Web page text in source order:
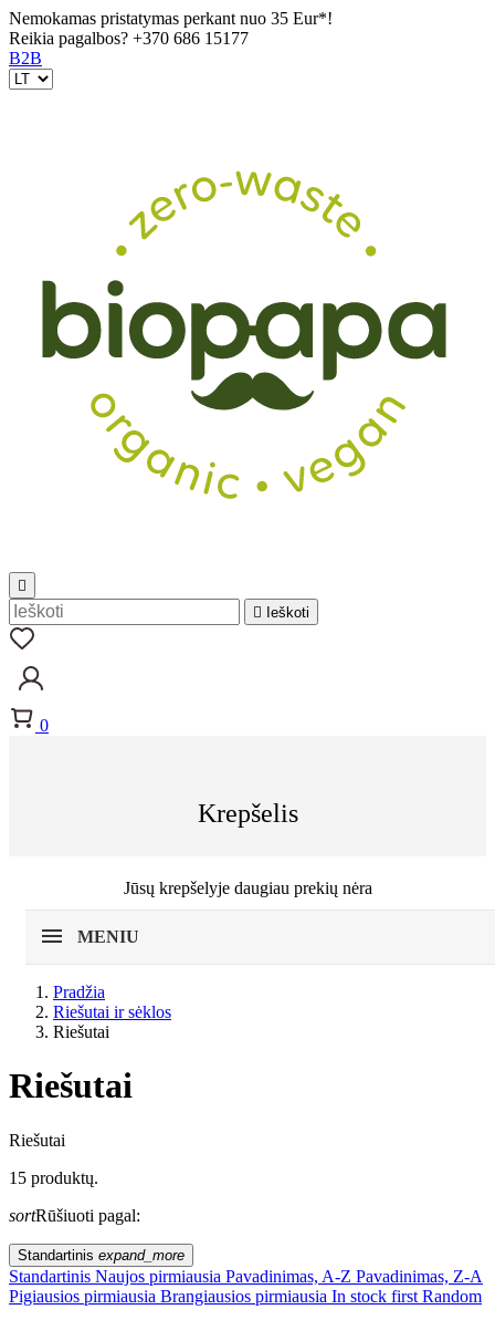
Nemokamas pristatymas perkant nuo 35 Eur*!
Reikia pagalbos? +370 686 15177
B2B


Ieškoti
0
Krepšelis
Jūsų krepšelyje daugiau prekių nėra
MENIU
Pradžia
Riešutai ir sėklos
Riešutai
ES žemės ūkis?
Riešutai
Riešutai
15 produktų.
sortRūšiuoti pagal:
Standartinis expand_more
Standartinis Naujos pirmiausia Pavadinimas, A-Z Pavadinimas, Z-A
Pigiausios pirmiausia Brangiausios pirmiausia In stock first Random